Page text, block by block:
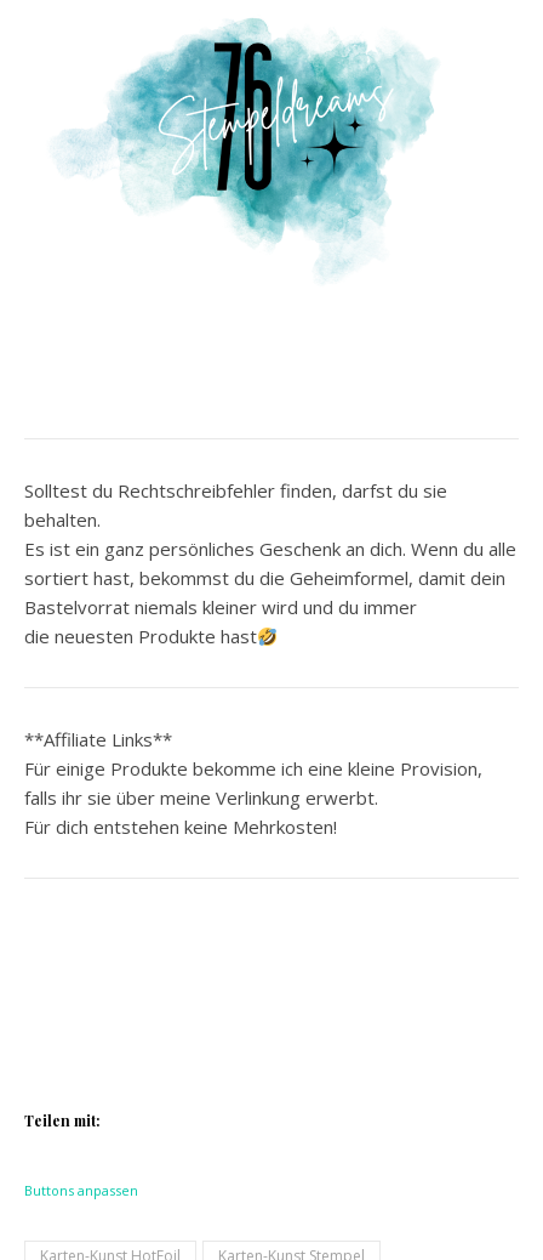
Solltest du Rechtschreibfehler finden, darfst du sie
behalten.
Es ist ein ganz persönliches Geschenk an dich. Wenn du alle
sortiert hast, bekommst du die Geheimformel, damit dein
Bastelvorrat niemals kleiner wird und du immer
die neuesten Produkte hast
**Affiliate Links**
Für einige Produkte bekomme ich eine kleine Provision,
falls ihr sie über meine Verlinkung erwerbt.
Für dich entstehen keine Mehrkosten!
Teilen mit:
Buttons anpassen